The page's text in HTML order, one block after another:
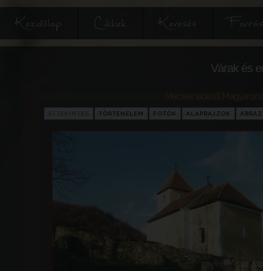
Kezdőlap Cikkek Keresés
Várak és
Mecseknádasd
TÖRTÉNELEM FOTÓK ALAPRAJZOK